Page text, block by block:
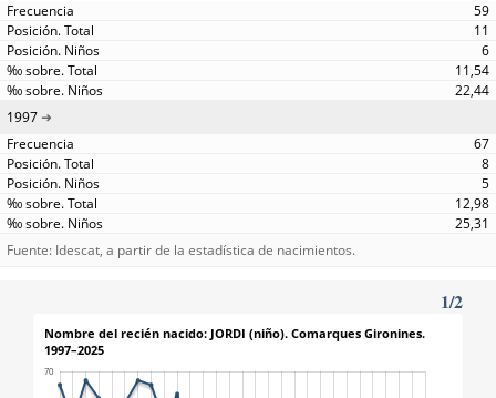
59
11
6
11,54
22,44
1997
67
8
5
12,98
25,31
Fuente: Idescat, a partir de la estadística de nacimientos.